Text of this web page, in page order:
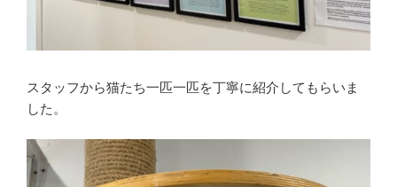
スタッフから猫たち一匹一匹を丁寧に紹介してもらいま
した。